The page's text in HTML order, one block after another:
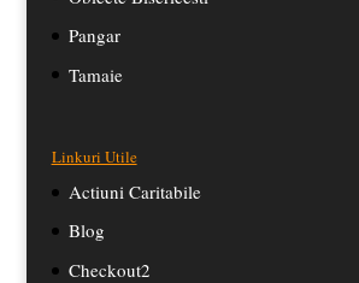
Pangar
Tamaie
Linkuri Utile
Actiuni Caritabile
Blog
Checkout2